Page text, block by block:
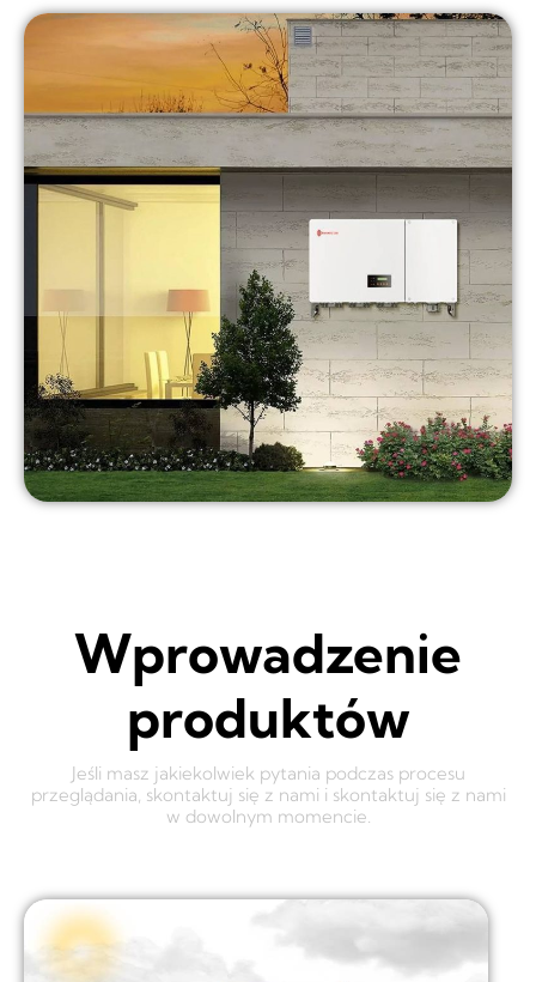
Wprowadzenie
produktów
Jeśli masz jakiekolwiek pytania podczas procesu
przeglądania, skontaktuj się z nami i skontaktuj się z nami
w dowolnym momencie.